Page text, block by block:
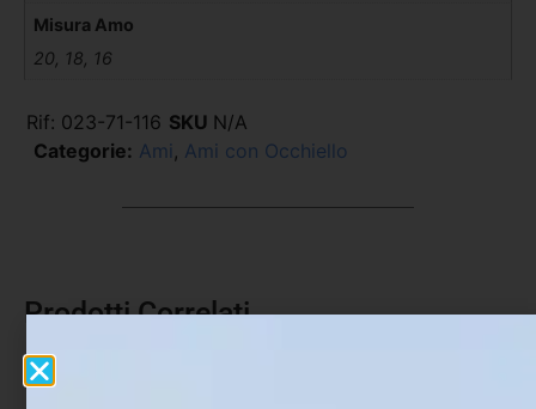
Misura Amo
20, 18, 16
Rif: 023-71-116 SKU N/A
Categorie: Ami , Ami con Occhiello
Prodotti Correlati